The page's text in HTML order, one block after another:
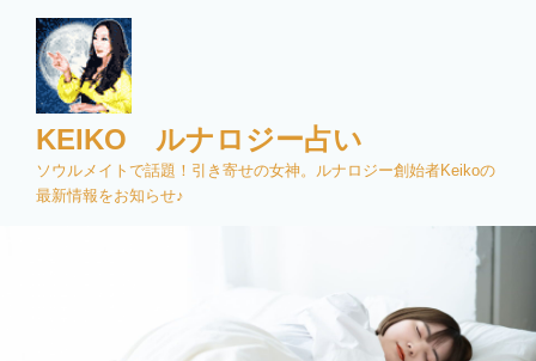
KEIKO ルナロジー占い
ソウルメイトで話題！引き寄せの女神。ルナロジー創始者Keikoの
最新情報をお知らせ♪